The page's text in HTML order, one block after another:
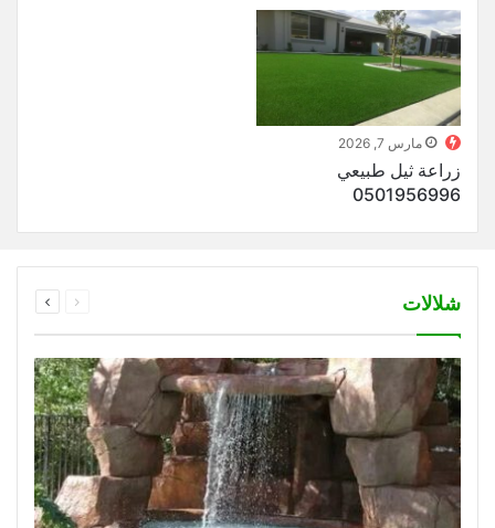
مارس 7, 2026
زراعة ثيل طبيعي
0501956996
شلالات الصفحةالصفحة